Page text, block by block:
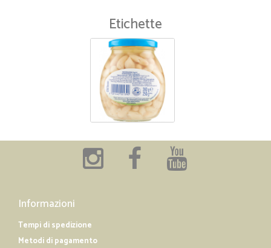
Etichette
Informazioni
Tempi di spedizione
Metodi di pagamento